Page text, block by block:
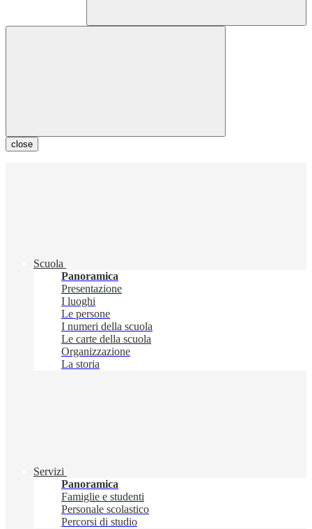
close
Scuola
Panoramica
Presentazione
I luoghi
Le persone
I numeri della scuola
Le carte della scuola
Organizzazione
La storia
Servizi
Panoramica
Famiglie e studenti
Personale scolastico
Percorsi di studio